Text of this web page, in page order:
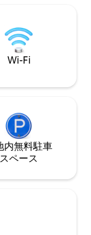
Wi-Fi
内無料駐⁠車
ス⁠ペ⁠ー⁠ス